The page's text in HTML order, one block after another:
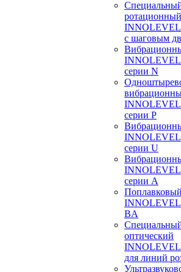
ротационный
INNOLEVEL
с шаговым
серии N
серии P
серии U
серии A
Поплавковый
INNOLEVEL
BA
оптический
INNOLEVEL
для линий